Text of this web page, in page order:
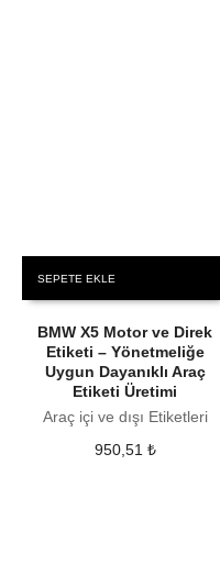
SEPETE EKLE
BMW X5 Motor ve Direk
Etiketi – Yönetmeliğe
Uygun Dayanıklı Araç
Etiketi Üretimi
Araç içi ve dışı Etiketleri
950,51 ₺